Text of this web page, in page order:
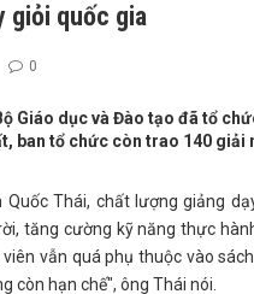
giỏi quốc gia
0
Giáo dục và Đào tạo đã tổ
ban tổ chức còn trao 140
Thái, chất lượng giảng
tăng cường kỹ năng thực
vẫn quá phụ thuộc vào
còn hạn chế", ông Thái nói.